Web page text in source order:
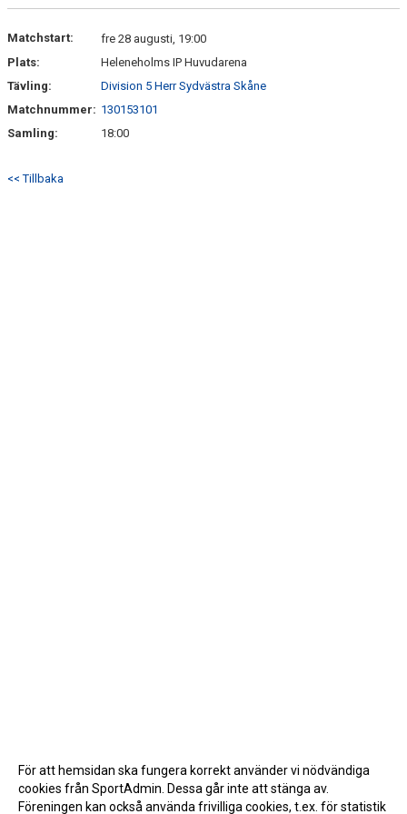
KONTAKT
Matchstart:
fre 28 augusti, 19:00
Plats:
Heleneholms IP Huvudarena
Tävling:
Division 5 Herr Sydvästra Skåne
Matchnummer: 130153101
Samling:
18:00
<< Tillbaka
För att hemsidan ska fungera korrekt använder vi nödvändiga
cookies från SportAdmin. Dessa går inte att stänga av.
Föreningen kan också använda frivilliga cookies, t.ex. för statistik